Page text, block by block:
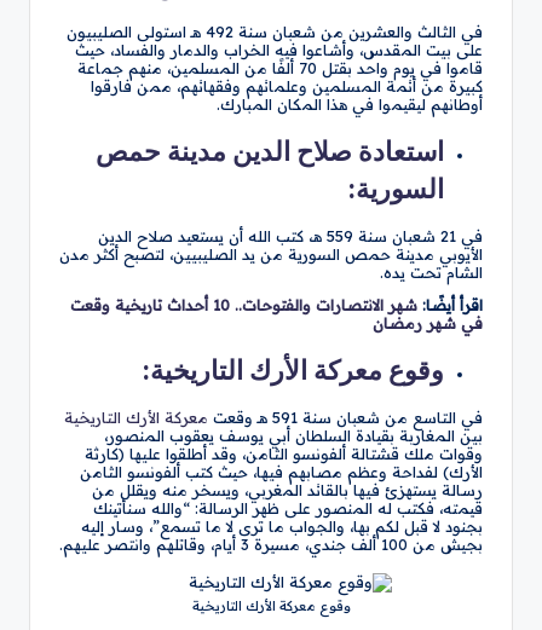
في الثالث والعشرين من شعبان سنة 492 هـ استولى الصليبيون
على بيت المقدس، وأشاعوا فيه الخراب والدمار والفساد، حيث
قاموا في يوم واحد بقتل 70 ألفًا من المسلمين، منهم جماعة
كبيرة من أئمة المسلمين وعلمائهم وفقهائهم، ممن فارقوا
أوطانهم ليقيموا في هذا المكان المبارك.
استعادة صلاح الدين مدينة حمص
السورية:
في 21 شعبان سنة 559 هـ، كتب الله أن يستعيد صلاح الدين
الأيوبي مدينة حمص السورية من يد الصليبيين، لتصبح أكثر مدن
الشام تحت يده.
اقرأ أيضًا:
شهر الانتصارات والفتوحات.. 10 أحداث تاريخية وقعت
في شهر رمضان
وقوع معركة الأرك التاريخية:
في التاسع من شعبان سنة 591 هـ وقعت
معركة الأرك التاريخية
بين المغاربة بقيادة السلطان أبي يوسف يعقوب المنصور،
وقوات ملك قشتالة ألفونسو الثامن، وقد أطلقوا عليها (كارثة
الأرك) لفداحة وعظم مصابهم فيها، حيث كتب ألفونسو الثامن
رسالة يستهزئ فيها بالقائد المغربي، ويسخر منه ويقلل من
قيمته، فكتب له المنصور على ظهر الرسالة: “والله سنأتينك
بجنود لا قبل لكم بها، والجواب ما ترى لا ما تسمع”، وسار إليه
بجيش من 100 ألف جندي، مسيرة 3 أيام، وقاتلهم وانتصر عليهم.
وقوع معركة الأرك التاريخية